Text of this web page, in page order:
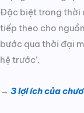
Đặc biệt trong thời
tiếp theo cho
bước qua thời đại
hệ trước’.
→ 3 lợi ích của